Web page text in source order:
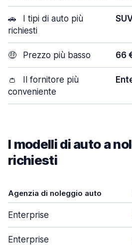
🚗
I tipi di auto più
richiesti
🤑 Prezzo più basso 66
👛
Il fornitore più
conveniente
I modelli di auto a
richiesti
Agenzia di noleggio auto
Enterprise
Enterprise